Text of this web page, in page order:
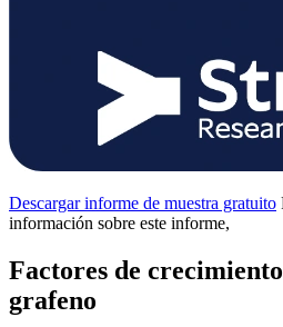
Descargar informe de muestra gratuito
información sobre este informe,
Factores de
grafeno